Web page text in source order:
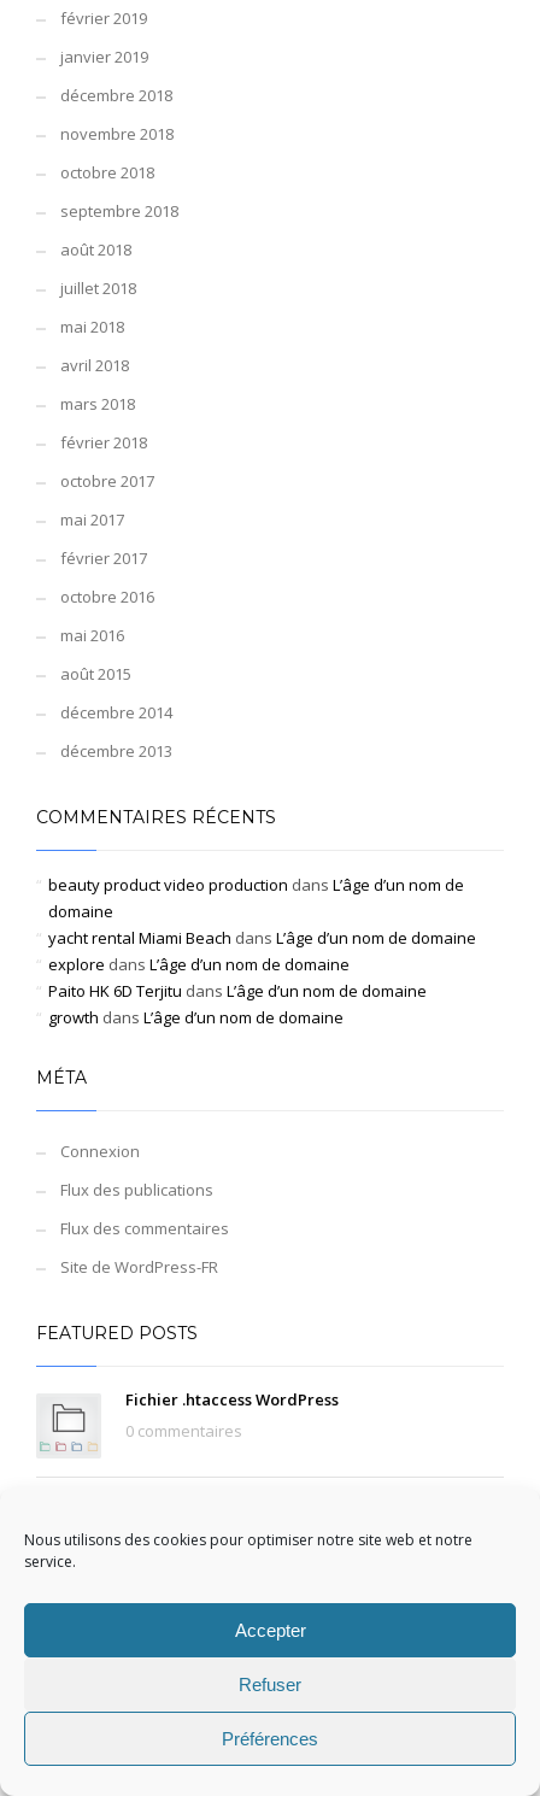
Nous utilisons des cookies pour optimiser notre site web et notre
service.
Accepter
Refuser
Préférences
février 2019
janvier 2019
décembre 2018
novembre 2018
octobre 2018
septembre 2018
août 2018
juillet 2018
mai 2018
avril 2018
mars 2018
février 2018
octobre 2017
mai 2017
février 2017
octobre 2016
mai 2016
août 2015
décembre 2014
décembre 2013
COMMENTAIRES RÉCENTS
beauty product video production dans L’âge d’un nom de
domaine
yacht rental Miami Beach dans L’âge d’un nom de domaine
explore dans L’âge d’un nom de domaine
Paito HK 6D Terjitu dans L’âge d’un nom de domaine
growth dans L’âge d’un nom de domaine
MÉTA
Connexion
Flux des publications
Flux des commentaires
Site de WordPress-FR
FEATURED POSTS
Fichier .htaccess WordPress
0 commentaires
0 commentaires
d’images de WordPress
Les meilleurs outils de test de performance
0 commentaires